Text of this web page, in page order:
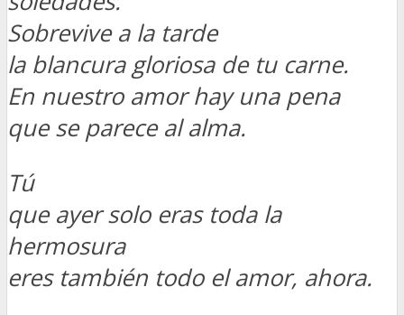
Sobrevive a la tarde
la blancura gloriosa de tu carne.
En nuestro amor hay una pena
que se parece al alma.
Tú
que ayer solo eras toda la
hermosura
eres también todo el amor, ahora.